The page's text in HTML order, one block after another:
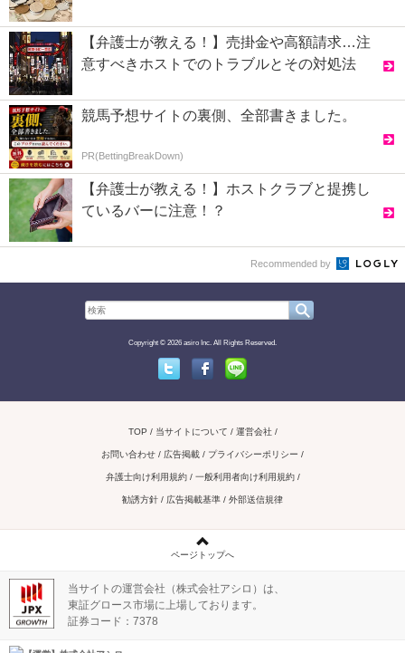
【弁護士が教える！】売掛金や高額請求…注
意すべきホストでのトラブルとその対処法
競馬予想サイトの裏側、全部書きました。
PR(BettingBreakDown)
【弁護士が教える！】ホストクラブと提携し
ているバーに注意！？
Recommended by
Copyright © 2026 asiro Inc. All Rights Reserved.
TOP 当サイトについて 運営会社
お問い合わせ / 広告掲載 プライバシーポリシー
弁護士向け利用規約 一般利用者向け利用規約
勧誘方針 広告掲載基準 外部送信規律
ページトップへ
当サイトの運営会社（株式会社アシロ）は、
東証グロース市場に上場しております。
証券コード：7378